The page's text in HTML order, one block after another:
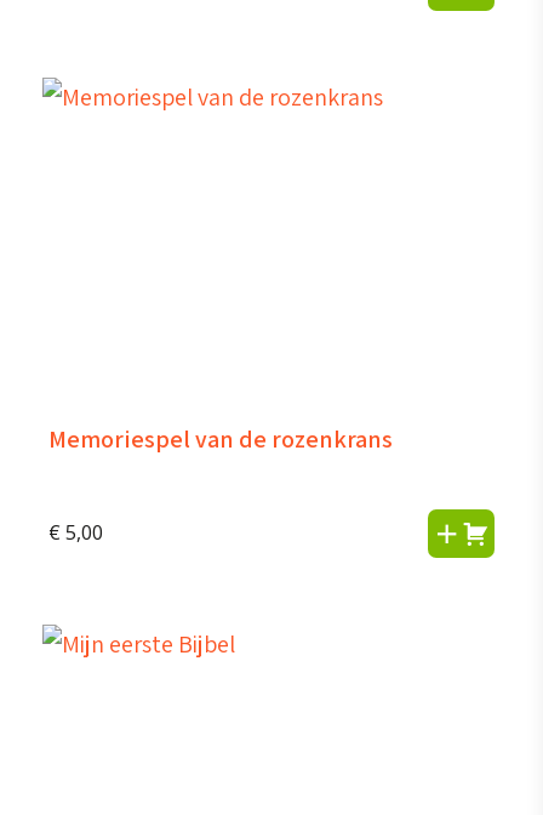
Memoriespel van de rozenkrans
€ 5,00